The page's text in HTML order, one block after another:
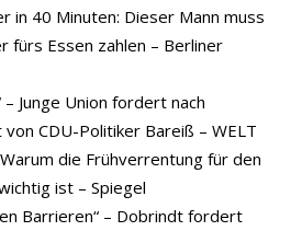
in 40 Minuten: Dieser Mann muss
fürs Essen zahlen – Berliner
Junge Union fordert nach
CDU-Politiker Bareiß – WELT
die Frühverrentung für den
ist – Spiegel
Barrieren“ – Dobrindt fordert